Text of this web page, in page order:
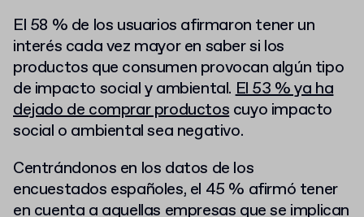
El 58 % de los usuarios afirmaron tener un
interés cada vez mayor en saber si los
productos que consumen provocan algún tipo
de impacto social y ambiental.El 53 % ya ha
dejado de comprar productoscuyo impacto
social o ambiental sea negativo.
Centrándonos en los datos de los
encuestados españoles, el 45 % afirmó tener
en cuenta a aquellas empresas que se implican